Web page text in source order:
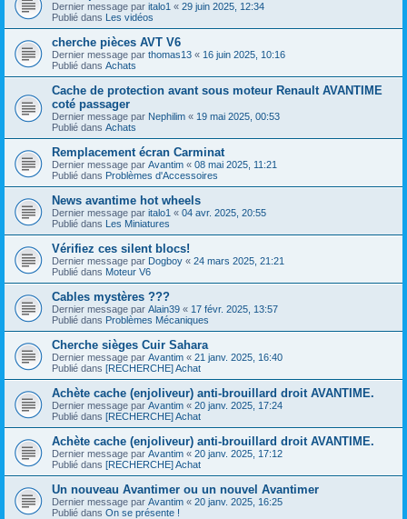
Dernier message par italo1 « 29 juin 2025, 12:34
Publié dans Les vidéos
cherche pièces AVT V6
Dernier message par thomas13 « 16 juin 2025, 10:16
Publié dans Achats
Cache de protection avant sous moteur Renault AVANTIME
coté passager
Dernier message par Nephilim « 19 mai 2025, 00:53
Publié dans Achats
Remplacement écran Carminat
Dernier message par Avantim « 08 mai 2025, 11:21
Publié dans Problèmes d'Accessoires
News avantime hot wheels
Dernier message par italo1 « 04 avr. 2025, 20:55
Publié dans Les Miniatures
Vérifiez ces silent blocs!
Dernier message par Dogboy « 24 mars 2025, 21:21
Publié dans Moteur V6
Cables mystères ???
Dernier message par Alain39 « 17 févr. 2025, 13:57
Publié dans Problèmes Mécaniques
Cherche sièges Cuir Sahara
Dernier message par Avantim « 21 janv. 2025, 16:40
Publié dans [RECHERCHE] Achat
Achète cache (enjoliveur) anti-brouillard droit AVANTIME.
Dernier message par Avantim « 20 janv. 2025, 17:24
Publié dans [RECHERCHE] Achat
Achète cache (enjoliveur) anti-brouillard droit AVANTIME.
Dernier message par Avantim « 20 janv. 2025, 17:12
Publié dans [RECHERCHE] Achat
Un nouveau Avantimer ou un nouvel Avantimer
Dernier message par Avantim « 20 janv. 2025, 16:25
Publié dans On se présente !